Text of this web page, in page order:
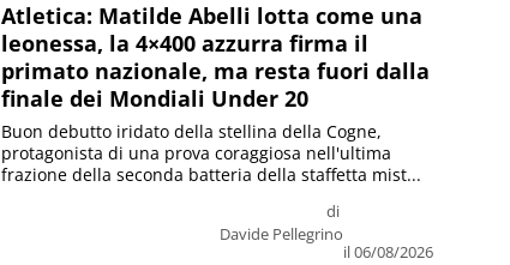
Atletica: Matilde Abelli lotta come una
leonessa, la 4×400 azzurra firma il
primato nazionale, ma resta fuori dalla
finale dei Mondiali Under 20
di
Davide Pellegrino
il 06/08/2026
Buon debutto iridato della stellina della Cogne,
protagonista di una prova coraggiosa nell'ultima
frazione della seconda batteria della staffetta mist...